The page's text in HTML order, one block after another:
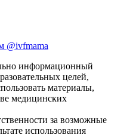
информационный
целей,
материалы,
медицинских
за возможные
использования